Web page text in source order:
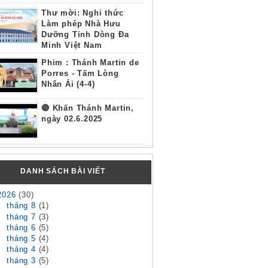
Thư mời: Nghi thức
Làm phép Nhà Hưu
Dưỡng Tỉnh Dòng Đa
Minh Việt Nam
Phim : Thánh Martin de
Porres - Tấm Lòng
Nhân Ái (4-4)
🔴 Khấn Thánh Martin,
ngày 02.6.2025
DANH SÁCH BÀI VIẾT
(30)
tháng 8 (1)
tháng 7 (3)
tháng 6 (5)
tháng 5 (4)
tháng 4 (4)
tháng 3 (5)